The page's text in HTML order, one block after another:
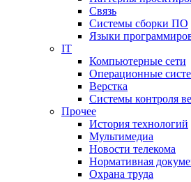
Связь
Системы сборки ПО
Языки
IT
Компьютерные сети
Операционные
Верстка
Системы контроля
Прочее
История технологий
Мультимедиа
Новости телекома
Нормативная
Охрана труда